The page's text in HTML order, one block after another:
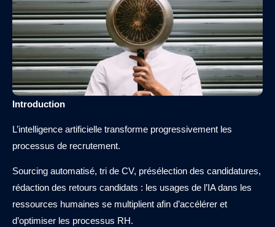
Introduction
L’intelligence artificielle transforme progressivement les
processus de recrutement.
Sourcing automatisé, tri de CV, présélection des candidatures,
rédaction des retours candidats : les usages de l’IA dans les
ressources humaines se multiplient afin d’accélérer et
d’optimiser les processus RH.